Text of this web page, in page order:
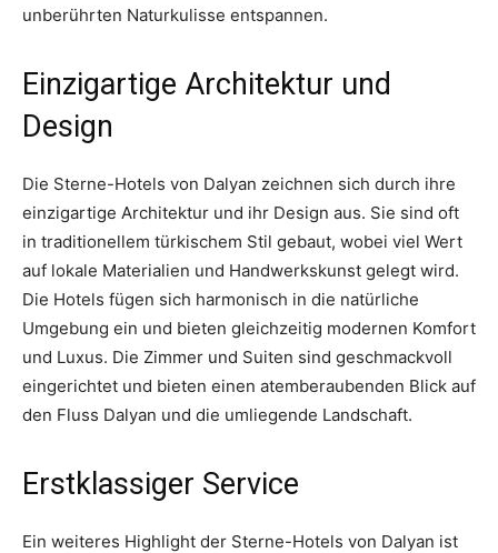
unberührten Naturkulisse entspannen.
Einzigartige Architektur und
Design
Die Sterne-Hotels von Dalyan zeichnen sich durch ihre
einzigartige Architektur und ihr Design aus. Sie sind oft
in traditionellem türkischem Stil gebaut, wobei viel Wert
auf lokale Materialien und Handwerkskunst gelegt wird.
Die Hotels fügen sich harmonisch in die natürliche
Umgebung ein und bieten gleichzeitig modernen Komfort
und Luxus. Die Zimmer und Suiten sind geschmackvoll
eingerichtet und bieten einen atemberaubenden Blick auf
den Fluss Dalyan und die umliegende Landschaft.
Erstklassiger Service
Ein weiteres Highlight der Sterne-Hotels von Dalyan ist